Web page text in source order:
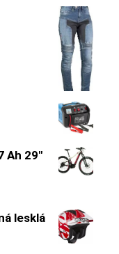
Ah 29"
lesklá